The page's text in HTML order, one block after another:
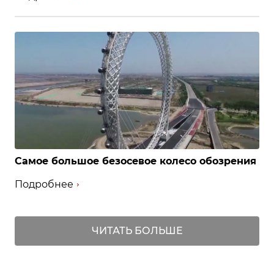
Самое большое безосевое колесо обозрения
Подробнее
ЧИТАТЬ БОЛЬШЕ